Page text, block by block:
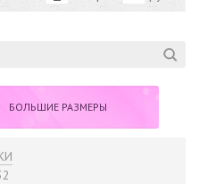
БОЛЬШИЕ РАЗМЕРЫ